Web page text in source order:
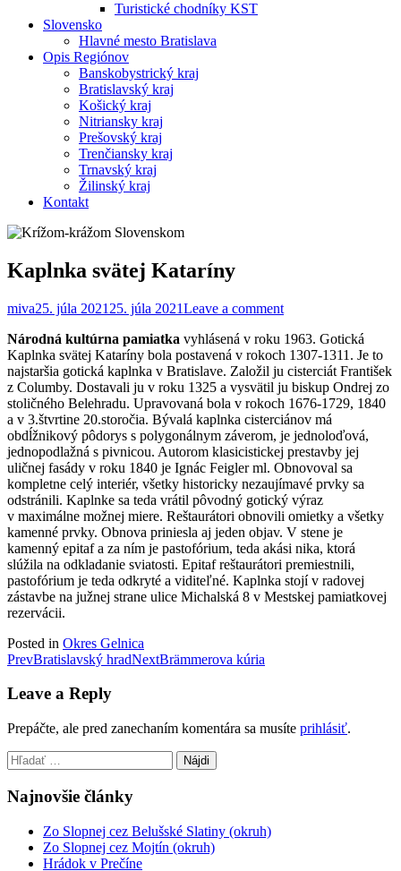
Turistické chodníky KST
Slovensko
Hlavné mesto Bratislava
Opis Regiónov
Banskobystrický kraj
Bratislavský kraj
Košický kraj
Nitriansky kraj
Prešovský kraj
Trenčiansky kraj
Trnavský kraj
Žilinský kraj
Kontakt
Kaplnka svätej Kataríny
miva25. júla 2021 25. júla 2021Leave a comment
Národná kultúrna pamiatka vyhlásená v roku 1963. Gotická
Kaplnka svätej Kataríny bola postavená v rokoch 1307-1311. Je to
najstaršia gotická kaplnka v Bratislave. Založil ju cisterciát František
z Columby. Dostavali ju v roku 1325 a vysvätil ju biskup Ondrej zo
stoličného Belehradu. Upravovaná bola v rokoch 1676-1729, 1840
a v 3.štvrtine 20.storočia. Bývalá kaplnka cisterciánov má
obdĺžnikový pôdorys s polygonálnym záverom, je jednoloďová,
jednopodlažná s pivnicou. Autorom klasicistickej prestavby jej
uličnej fasády v roku 1840 je Ignác Feigler ml. Obnovoval sa
kompletne celý interiér, všetky historicky nezaujímavé prvky sa
odstránili. Kaplnke sa teda vrátil pôvodný gotický výraz
v maximálne možnej miere. Reštaurátori obnovili omietky a všetky
kamenné prvky. Obnova priniesla aj jeden objav. V stene je
kamenný epitaf a za ním je pastofórium, teda akási nika, ktorá
slúžila na odkladanie sviatosti. Epitaf reštaurátori premiestnili,
pastofórium je teda odkryté a viditeľné. Kaplnka stojí v radovej
zástavbe na južnej strane ulice Michalská 8 v Mestskej pamiatkovej
rezervácii.
Posted in Okres Gelnica
Post
navigation
PrevBratislavský hradNextBrämmerova kúria
Leave a Reply
Prepáčte, ale pred zanechaním komentára sa musíte prihlásiť.
Hľadať:
Najnovšie články
Zo Slopnej cez Belušské Slatiny (okruh)
Zo Slopnej cez Mojtín (okruh)
Hrádok v Prečíne